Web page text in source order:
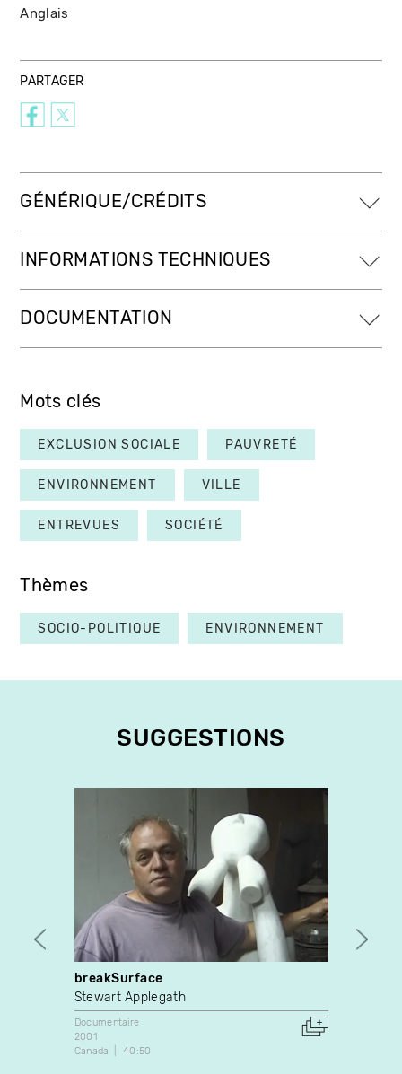
Anglais
PARTAGER
GÉNÉRIQUE/CRÉDITS
INFORMATIONS TECHNIQUES
DOCUMENTATION
Mots clés
EXCLUSION SOCIALE PAUVRETÉ
ENVIRONNEMENT VILLE
ENTREVUES SOCIÉTÉ
Thèmes
SOCIO-POLITIQUE ENVIRONNEMENT
SUGGESTIONS
breakSurface
Stewart Applegath
Documentaire
2001
Canada
40:50